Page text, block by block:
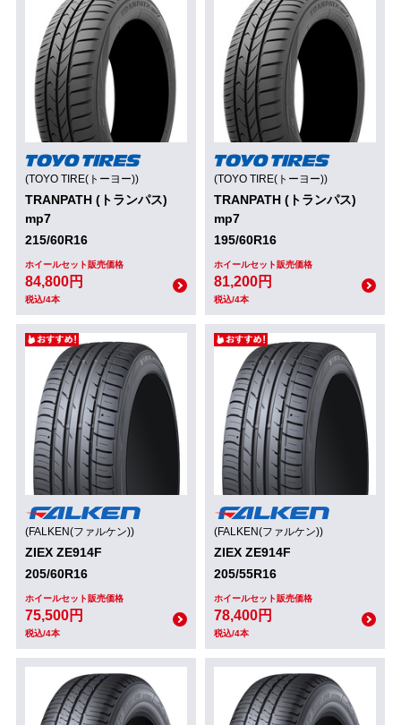
(TOYO TIRE(トーヨー))
TRANPATH (トランパス)
mp7
215/60R16
ホイールセット販売価格
84,800円
税込/4本
(TOYO TIRE(トーヨー))
TRANPATH (トランパス)
mp7
195/60R16
ホイールセット販売価格
81,200円
税込/4本
(FALKEN(ファルケン))
ZIEX ZE914F
205/60R16
ホイールセット販売価格
75,500円
税込/4本
(FALKEN(ファルケン))
ZIEX ZE914F
205/55R16
ホイールセット販売価格
78,400円
税込/4本